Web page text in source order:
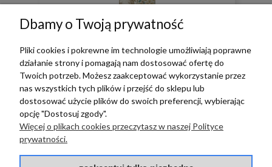
w tym miesiącu
zebranych i zweryfikowanych przez
Dbamy o Twoją prywatność
Pliki cookies i pokrewne im technologie umożliwiają poprawne
działanie strony i pomagają nam dostosować ofertę do
Twoich potrzeb. Możesz zaakceptować wykorzystanie przez
nas wszystkich tych plików i przejść do sklepu lub
dostosować użycie plików do swoich preferencji, wybierając
opcję "Dostosuj zgody".
Więcej o plikach cookies przeczytasz w naszej Polityce
prywatności.